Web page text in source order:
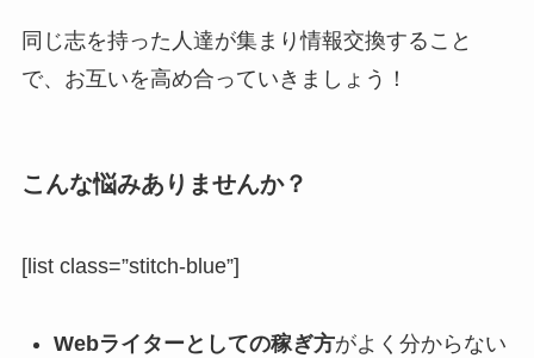
同じ志を持った人達が集まり情報交換すること
で、お互いを高め合っていきましょう！
こんな悩みありませんか？
[list class=”stitch-blue”]
Webライターとしての稼ぎ方がよく分からない